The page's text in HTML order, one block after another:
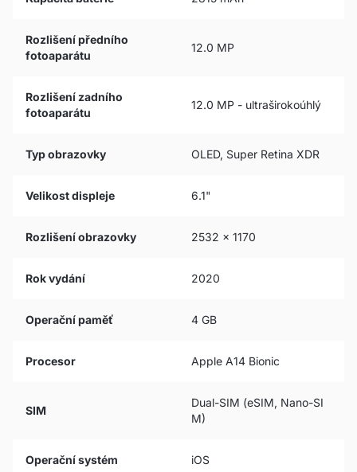
Rozlišení předního
fotoaparátu
12.0 MP
Rozlišení zadního
fotoaparátu
12.0 MP - ultraširokoúhlý
Typ obrazovky OLED, Super Retina XDR
Velikost displeje 6.1"
Rozlišení obrazovky 2532 x 1170
Rok vydání 2020
Operační paměť 4 GB
Procesor Apple A14 Bionic
SIM
Dual-SIM (eSIM, Nano-SI
M)
Operační systém iOS